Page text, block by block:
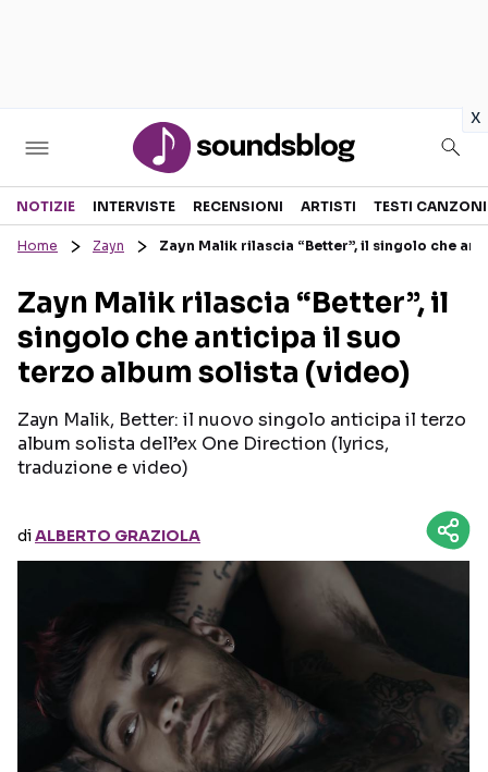
x
Sezioni
RECENSIONI MUSICALI
INTERVISTE
GOSSIP E CURIOSITÀ
TESTI CANZONI
TOUR ED EVENTI
TALENT SHOW
Seguici sui social
NOTIZIE INTERVISTE RECENSIONI ARTISTI TESTI CANZONI
Home Zayn Zayn Malik rilascia “Better”, il singolo che
Zayn Malik rilascia “Better”, il
singolo che anticipa il suo
terzo album solista (video)
Zayn Malik, Better: il nuovo singolo anticipa il terzo
album solista dell’ex One Direction (lyrics,
traduzione e video)
diALBERTO GRAZIOLA